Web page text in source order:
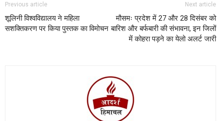
Previous article
शूलिनी विश्वविद्यालय ने महिला
सशक्तिकरण पर किया पुस्तक का विमोचन
Next article
मौसमः प्रदेश में 27 और 28 दिसंबर को
बारिश और बर्फबारी की संभावना, इन जिलों
में कोहरा पड़ने का येलो अलर्ट जारी